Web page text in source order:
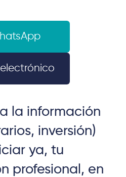
la información
inversión)
ya, tu
profesional, en